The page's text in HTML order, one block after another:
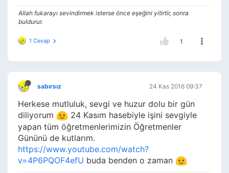
Allah fukarayı sevindirmek isterse önce eşeğini yitirtir, sonra
buldurur.
1 Cevap 1
sabırsız 24 Kas 2016 09:37
Herkese mutluluk, sevgi ve huzur dolu bir gün
diliyorum
24 Kasım hasebiyle işini sevgiyle
yapan tüm öğretmenlerimizin Öğretmenler
Gününü de kutlarım.
https://www.youtube.com/watch?
v=4P6PQOF4efU buda benden o zaman